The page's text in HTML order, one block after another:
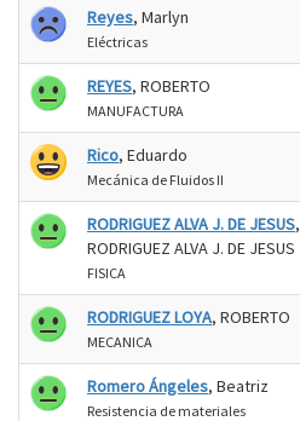
Reyes, Marlyn
Eléctricas
REYES, ROBERTO
MANUFACTURA
Rico, Eduardo
Mecánica de Fluidos II
RODRIGUEZ ALVA J. DE JESUS,
RODRIGUEZ ALVA J. DE JESUS
FISICA
RODRIGUEZ LOYA, ROBERTO
MECANICA
Romero Ángeles, Beatriz
Resistencia de materiales